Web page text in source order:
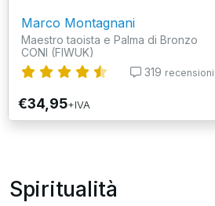
Marco Montagnani
Maestro taoista e Palma di Bronzo
CONI (FIWUK)
319 recensioni
€34,95+IVA
Spiritualità